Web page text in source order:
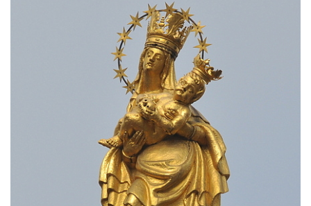
Sloup svatého Antonína Paduánského v
Sloup Panny Marie ve Zdislavě
Boží muka v Hejnicích
Sloup Panny Marie v Hejnicích
Sloup Panny Marie v Horní Světlé
Sloup (pilíř) svatého Jana Nepomuckého
na náměstí Svobody v Plané
Sloup svatého Jana Nepomuckého v Plané